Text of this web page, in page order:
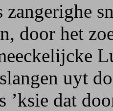
door het
uyt
dat